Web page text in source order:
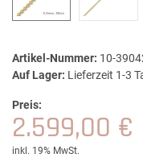
Artikel-Nummer: 10-
Auf Lager: Lieferzeit 1-3
Preis:
2.599,00 €
inkl. 19% MwSt.